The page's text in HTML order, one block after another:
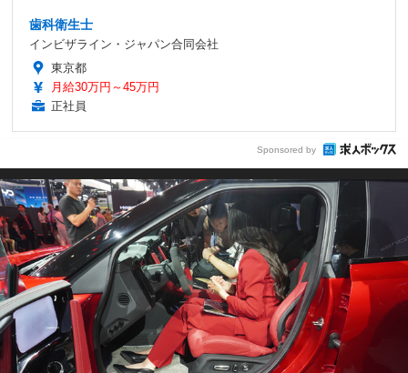
歯科衛生士
インビザライン・ジャパン合同会社
東京都
月給30万円～45万円
正社員
Sponsored by